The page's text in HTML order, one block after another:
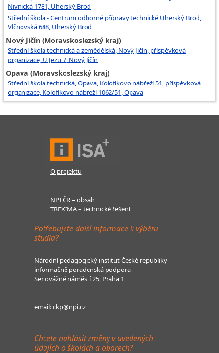
Nivnická 1781, Uherský Brod
Střední škola - Centrum odborné přípravy technické Uherský Brod,
Vlčnovská 688, Uherský Brod
Nový Jičín (Moravskoslezský kraj)
Střední škola technická a zemědělská, Nový Jičín, příspěvková
organizace, U Jezu 7, Nový Jičín
Opava (Moravskoslezský kraj)
Střední škola technická, Opava, Kolofíkovo nábřeží 51, příspěvková
organizace, Kolofíkovo nábřeží 1062/51, Opava
O projektu
NPI ČR – obsah
TREXIMA – technické řešení
Potřebujete další informace k výběru
studia?
Národní pedagogický institut České republiky
informačně poradenská podpora
Senovážné náměstí 25, Praha 1
email:ckp@npi.cz
Chcete nahlásit změny v uvedených
údajích o školách a oborech?